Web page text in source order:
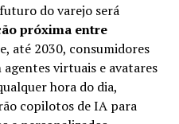
do varejo será
próxima entre
até 2030, consumidores
virtuais e avatares
hora do dia,
copilotos de IA para